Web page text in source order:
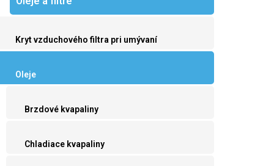
Kryt vzduchového filtra pri umývaní
Oleje
Brzdové kvapaliny
Chladiace kvapaliny